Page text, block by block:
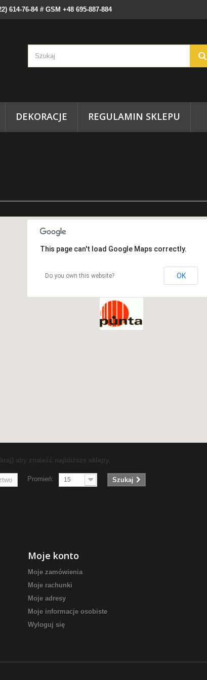
614-76-84 # GSM +48 695-887-884
DEKORACJE REGULAMIN SKLEPU
This page can't load Google Maps correctly.
Do you own this website? OK
aby znaleźć najbliższe sklepy.
Promień: 15 Szukaj
Moje konto
Moje zamówienia
Moje rachunki
Moje adresy
Moje informacje osobiste
Wyloguj się